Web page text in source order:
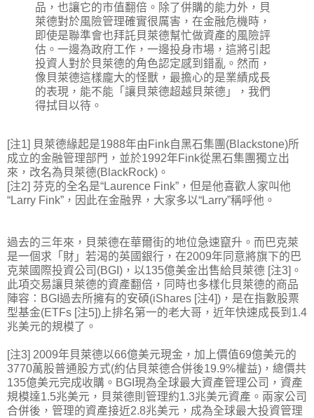
品，也讓它的市值翻倍。除了併購的能力外，貝
萊德對於風險管理確實很厲害，在金融危機時，
即使是聯準會也拜託貝萊德幫忙做資產的風險評
估。一邊為政府工作，一邊投身市場，這將引起
投資人對於貝萊德的角色認定感到錯亂。然而，
像貝萊德這樣龐大的怪獸，最擔心的是業績成長
的表現，能不能「讓貝萊德超越貝萊德」，我們
得拭目以待。
[注1] 貝萊德緣起是1988年由Fink自黑石集團(Blackstone)所
成立的金融管理部門，並於1992年Fink從黑石集團獨立出
來，改名為貝萊德(BlackRock)。
[注2] 芬克的全名是“Laurence Fink”，但是他喜歡人家叫他
“Larry Fink”，因此在金融界，大家多以“Larry”稱呼他。
過去的三年來，貝萊德在華爾街的地位急速竄升。而巴克萊
是一個求「財」若渴的英國銀行，在2009年同意將旗下的巴
克萊國際投資公司(BGI)，以135億美金出售給貝萊德 [注3]。
此項交易讓貝萊德的資產翻倍，同時也多樣化貝萊德的商品
陣容：BGI過去所擁有的安碩(iShares [注4])，是在指數股票
型基金(ETFs [注5])上排名第一的老大哥，近年快速成長到1.4
兆美元的規模了。
[注3] 2009年貝萊德以66億美元現金，加上價值69億美元的
3770萬股普通股方式(約佔貝萊德合併後19.9%權益)，總價共
135億美元完成收購。BGI現為全球最大資產管理公司，資產
規模達1.5兆美元，貝萊德則管理約1.3兆美元資產。兩家公司
合併後，管理的資產接近2.8兆美元，成為全球最大投資管理